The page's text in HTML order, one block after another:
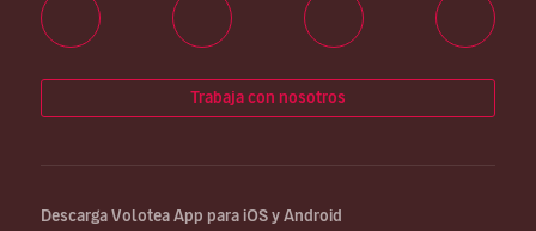
Trabaja con nosotros
Descarga Volotea App para iOS y Android